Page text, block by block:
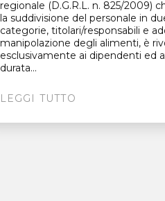
regionale (D.G.R.L. n. 825/2009)
la suddivisione del personale in
categorie, titolari/responsabili e
manipolazione degli alimenti, è
esclusivamente ai dipendenti ed
durata...
LEGGI TUTTO